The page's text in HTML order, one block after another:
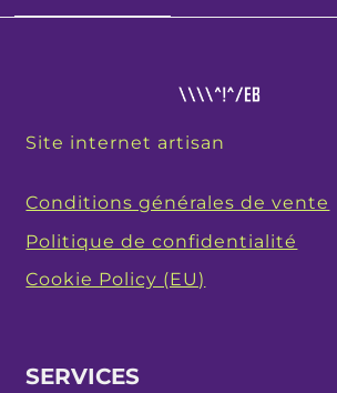
Site internet artisan
Conditions générales de vente
Politique de confidentialité
Cookie Policy (EU)
SERVICES